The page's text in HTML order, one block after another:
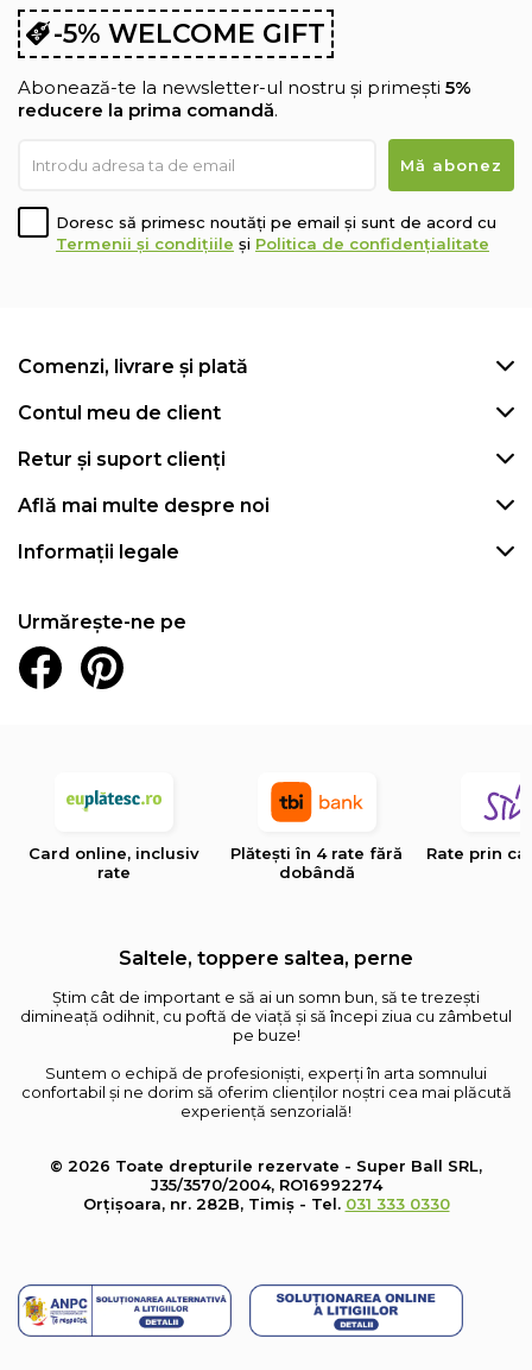
-5% WELCOME GIFT
Abonează-te la newsletter-ul nostru și primești 5%
reducere la prima comandă.
Doresc să primesc noutăți pe email și sunt de acord cu
Termenii și condițiile și Politica de confidențialitate
Comenzi, livrare și plată
Contul meu de client
Retur și suport clienți
Află mai multe despre noi
Informații legale
Urmărește-ne pe
Card online, inclusiv
rate
Plătești în 4 rate fără
dobândă
Rate prin
Saltele, toppere saltea, perne
Știm cât de important e să ai un somn bun, să te trezești
dimineață odihnit, cu poftă de viață și să începi ziua cu zâmbetul
pe buze!
Suntem o echipă de profesioniști, experți în arta somnului
confortabil și ne dorim să oferim clienților noștri cea mai plăcută
experiență senzorială!
© 2026 Toate drepturile rezervate - Super Ball SRL,
J35/3570/2004, RO16992274
Orțișoara, nr. 282B, Timiș - Tel. 031 333 0330